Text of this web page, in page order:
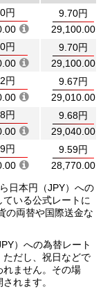
円
9.70円
29,100.00
円
9.70円
29,100.00
円
9.67円
29,010.00
円
9.68円
29,040.00
円
9.59円
28,770.00
日本円（JPY）への
いる公式レートに
の両替や国際送金な
）への為替レート
だし、祝日などで
れません。その場
れます。